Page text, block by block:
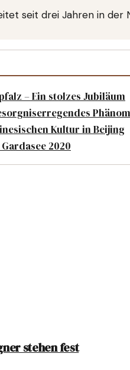
seit drei Jahren in
– Ein stolzes Jubiläum
Kultur in Beijing
2020
stehen fest